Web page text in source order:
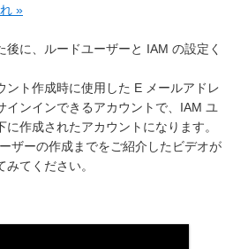
»
に、ルードユーザーと IAM の設定く
ント作成時に使用した E メールアドレ
インインできるアカウントで、IAM ユ
作成されたアカウントになります。
ザーの作成までをご紹介したビデオが
てください。